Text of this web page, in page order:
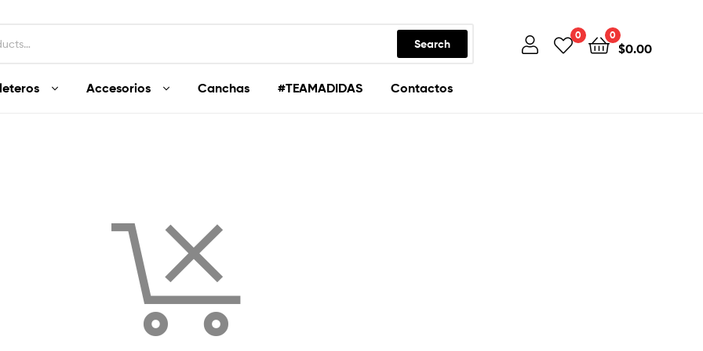
Search
0 0
$0.00
Accesorios Canchas #TEAMADIDAS Contactos